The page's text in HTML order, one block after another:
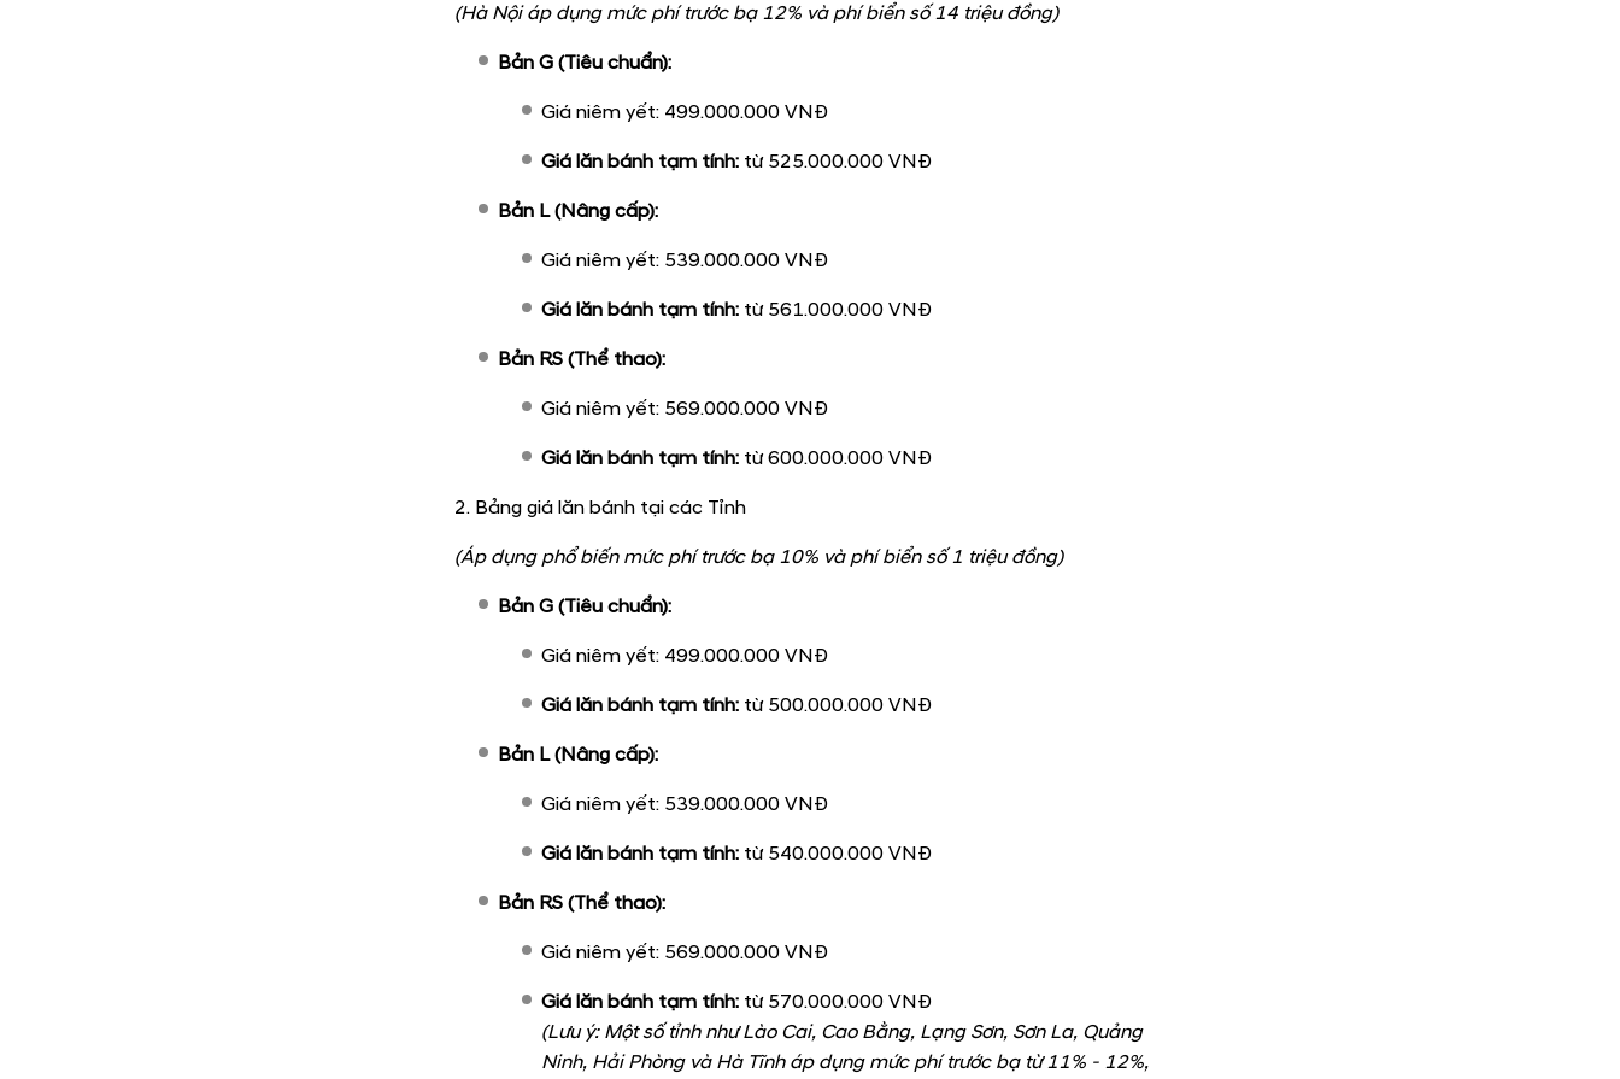
(Hà Nội áp dụng mức phí trước bạ 12% và phí biển số 14 triệu đồng)
Bản G (Tiêu chuẩn):
Giá niêm yết: 499.000.000 VNĐ
Giá lăn bánh tạm tính: từ 525.000.000 VNĐ
Bản L (Nâng cấp):
Giá niêm yết: 539.000.000 VNĐ
Giá lăn bánh tạm tính: từ 561.000.000 VNĐ
Bản RS (Thể thao):
Giá niêm yết: 569.000.000 VNĐ
Giá lăn bánh tạm tính: từ 600.000.000 VNĐ
2. Bảng giá lăn bánh tại các Tỉnh
(Áp dụng phổ biến mức phí trước bạ 10% và phí biển số 1 triệu đồng)
Bản G (Tiêu chuẩn):
Giá niêm yết: 499.000.000 VNĐ
Giá lăn bánh tạm tính: từ 500.000.000 VNĐ
Bản L (Nâng cấp):
Giá niêm yết: 539.000.000 VNĐ
Giá lăn bánh tạm tính: từ 540.000.000 VNĐ
Bản RS (Thể thao):
Giá niêm yết: 569.000.000 VNĐ
Giá lăn bánh tạm tính: từ 570.000.000 VNĐ
(Lưu ý: Một số tỉnh như Lào Cai, Cao Bằng, Lạng Sơn, Sơn La, Quảng
Ninh, Hải Phòng và Hà Tĩnh áp dụng mức phí trước bạ từ 11% - 12%,